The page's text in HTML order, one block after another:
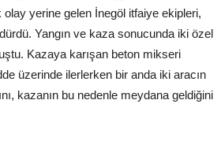
olay yerine gelen İnegöl itfaiye ekipleri,
Yangın ve kaza sonucunda iki özel
Kazaya karışan beton mikseri
üzerinde ilerlerken bir anda iki aracın
kazanın bu nedenle meydana geldiğini